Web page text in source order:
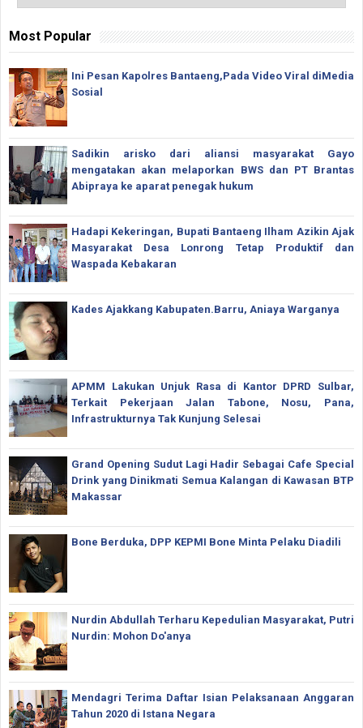
Most Popular
Ini Pesan Kapolres Bantaeng,Pada Video Viral diMedia
Sosial
Sadikin arisko dari aliansi masyarakat Gayo
mengatakan akan melaporkan BWS dan PT Brantas
Abipraya ke aparat penegak hukum
Hadapi Kekeringan, Bupati Bantaeng Ilham Azikin Ajak
Masyarakat Desa Lonrong Tetap Produktif dan
Waspada Kebakaran
Kades Ajakkang Kabupaten.Barru, Aniaya Warganya
APMM Lakukan Unjuk Rasa di Kantor DPRD Sulbar,
Terkait Pekerjaan Jalan Tabone, Nosu, Pana,
Infrastrukturnya Tak Kunjung Selesai
Grand Opening Sudut Lagi Hadir Sebagai Cafe Special
Drink yang Dinikmati Semua Kalangan di Kawasan BTP
Makassar
Bone Berduka, DPP KEPMI Bone Minta Pelaku Diadili
Nurdin Abdullah Terharu Kepedulian Masyarakat, Putri
Nurdin: Mohon Do'anya
Mendagri Terima Daftar Isian Pelaksanaan Anggaran
Tahun 2020 di Istana Negara